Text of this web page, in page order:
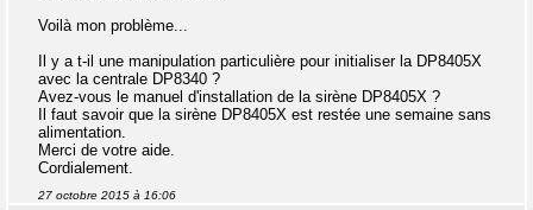
Voilà mon problème...
Il y a t-il une manipulation particulière pour initialiser la DP8405X
avec la centrale DP8340 ?
Avez-vous le manuel d'installation de la sirène DP8405X ?
Il faut savoir que la sirène DP8405X est restée une semaine sans
alimentation.
Merci de votre aide.
Cordialement.
27 octobre 2015 à 16:06